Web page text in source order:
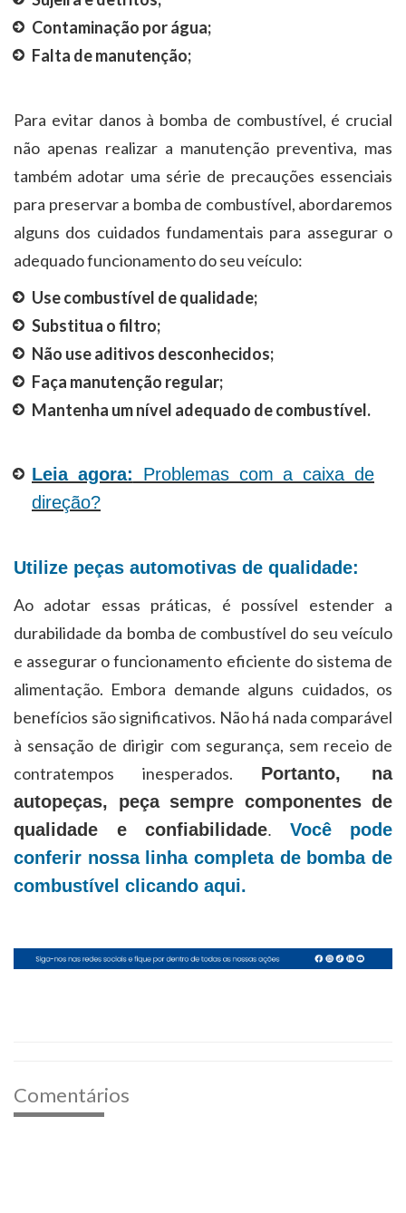
Contaminação por água;
Falta de manutenção;
Para evitar danos à bomba de combustível, é crucial
não apenas realizar a manutenção preventiva, mas
também adotar uma série de precauções essenciais
para preservar a bomba de combustível, abordaremos
alguns dos cuidados fundamentais para assegurar o
adequado funcionamento do seu veículo:
Use combustível de qualidade;
Substitua o filtro;
Não use aditivos desconhecidos;
Faça manutenção regular;
Mantenha um nível adequado de combustível.
Leia agora: Problemas com a caixa de
direção?
Utilize peças automotivas de qualidade:
Ao adotar essas práticas, é possível estender a
durabilidade da bomba de combustível do seu veículo
e assegurar o funcionamento eficiente do sistema de
alimentação. Embora demande alguns cuidados, os
benefícios são significativos. Não há nada comparável
à sensação de dirigir com segurança, sem receio de
contratempos inesperados. Portanto, na
autopeças, peça sempre componentes de
qualidade e confiabilidade. Você pode
conferir nossa linha completa de bomba de
combustível clicando aqui.
Comentários